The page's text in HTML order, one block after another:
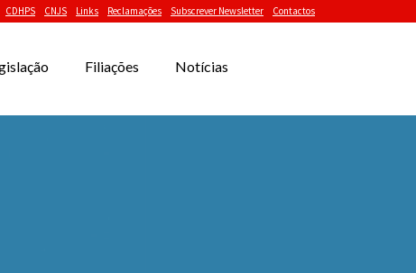
CDHPS CNJS Links Reclamações Subscrever Newsletter Contactos
Filiações Notícias